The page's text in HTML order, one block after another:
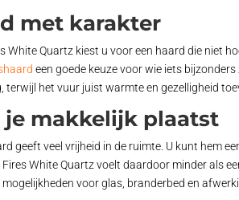
met karakter
White Quartz kiest u voor een haard die niet
een goede keuze voor wie iets
terwijl het vuur juist warmte en gezelligheid
je makkelijk plaatst
geeft veel vrijheid in de ruimte. U kunt hem
Fires White Quartz voelt daardoor minder als
mogelijkheden voor glas, branderbed en